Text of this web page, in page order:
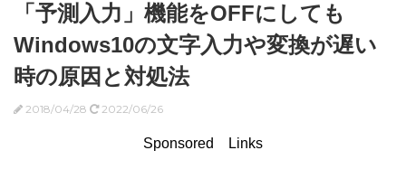
「予測入力」機能をOFFにしても
Windows10の文字入力や変換が遅い
時の原因と対処法
2018/04/28 2022/06/26
Sponsored Links